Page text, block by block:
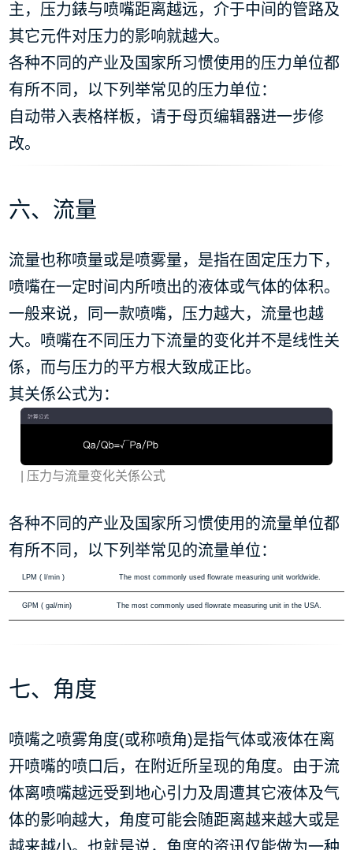
主，压力錶与喷嘴距离越远，介于中间的管路及
其它元件对压力的影响就越大。
各种不同的产业及国家所习惯使用的压力单位都
有所不同，以下列举常见的压力单位：
自动带入表格样板，请于母页编辑器进一步修
改。
六、流量
流量也称喷量或是喷雾量，是指在固定压力下，
喷嘴在一定时间内所喷出的液体或气体的体积。
一般来说，同一款喷嘴，压力越大，流量也越
大。喷嘴在不同压力下流量的变化并不是线性关
係，而与压力的平方根大致成正比。
其关係公式为：
| 压力与流量变化关係公式
各种不同的产业及国家所习惯使用的流量单位都
有所不同，以下列举常见的流量单位：
LPM ( l/min ) The most commonly used flowrate measuring unit worldwide.
GPM ( gal/min) The most commonly used flowrate measuring unit in the USA.
七、角度
喷嘴之喷雾角度(或称喷角)是指气体或液体在离
开喷嘴的喷口后，在附近所呈现的角度。由于流
体离喷嘴越远受到地心引力及周遭其它液体及气
体的影响越大，角度可能会随距离越来越大或是